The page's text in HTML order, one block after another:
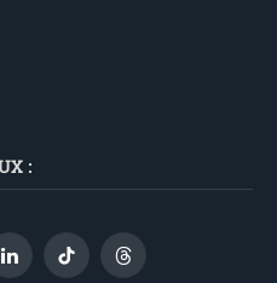
:
LinkedInTikTok Threads